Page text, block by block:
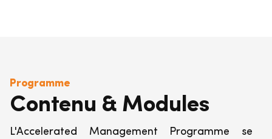
Programme
Contenu & Modules
L'Accelerated Management Programme se